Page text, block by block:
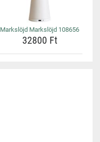
Markslöjd Markslöjd 108656
32800 Ft